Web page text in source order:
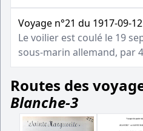
Voyage n°21 du 1917-09-12
Le voilier est coulé le 19
sous-marin allemand, par
Routes des
Blanche-3